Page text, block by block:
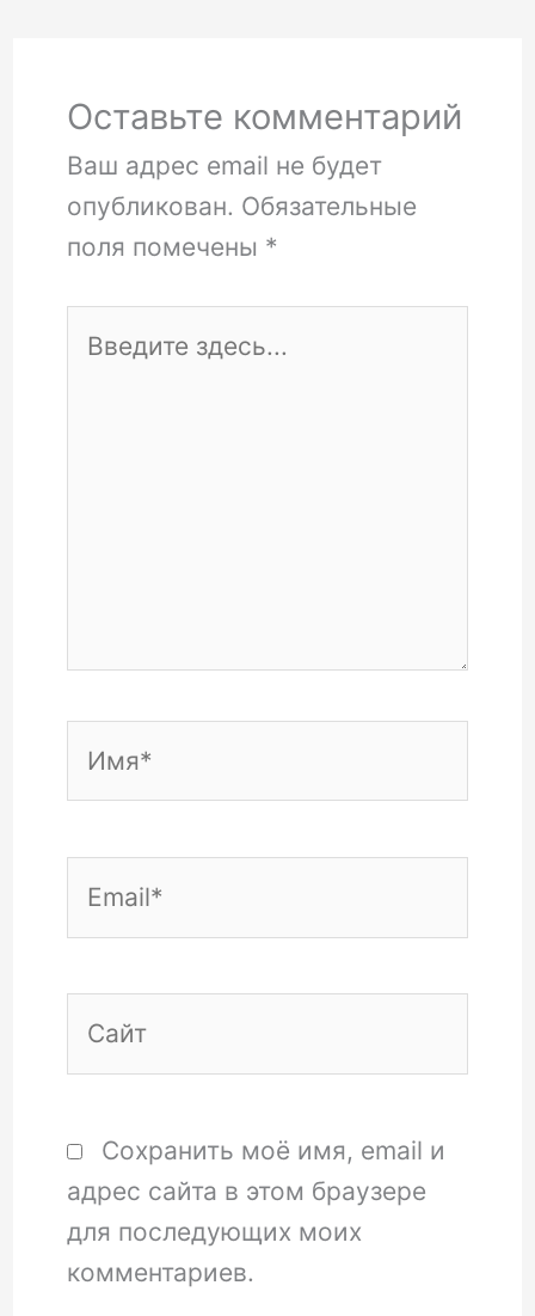
Оставьте комментарий
Ваш адрес email не будет
опубликован. Обязательные
поля помечены *
здесь...
Сохранить моё имя, email и
адрес сайта в этом браузере
для последующих моих
комментариев.